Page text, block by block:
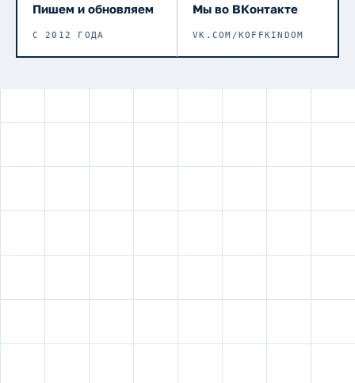
Пишем и обновляем
С 2012 ГОДА
Мы во ВКонтакте
VK.COM/KOFFKINDOM